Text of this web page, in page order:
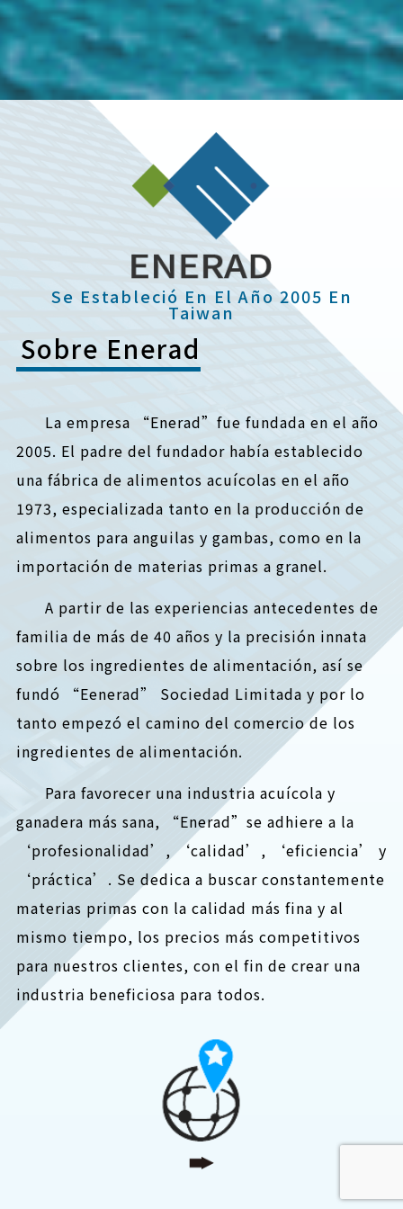
Nuestra especialidad
Materias crudas animales y funcionales
de alta calidad
Se Estableció En El Año 2005 En
Taiwan
Sobre Enerad
La empresa “Enerad”fue fundada en el año
2005. El padre del fundador había establecido
una fábrica de alimentos acuícolas en el año
1973, especializada tanto en la producción de
alimentos para anguilas y gambas, como en la
importación de materias primas a granel.
A partir de las experiencias antecedentes de
familia de más de 40 años y la precisión innata
sobre los ingredientes de alimentación, así se
fundó “Eenerad” Sociedad Limitada y por lo
tanto empezó el camino del comercio de los
ingredientes de alimentación.
Para favorecer una industria acuícola y
ganadera más sana, “Enerad”se adhiere a la
‘profesionalidad’, ‘calidad’, ‘eficiencia’ y
‘práctica’. Se dedica a buscar constantemente
materias primas con la calidad más fina y al
mismo tiempo, los precios más competitivos
para nuestros clientes, con el fin de crear una
industria beneficiosa para todos.